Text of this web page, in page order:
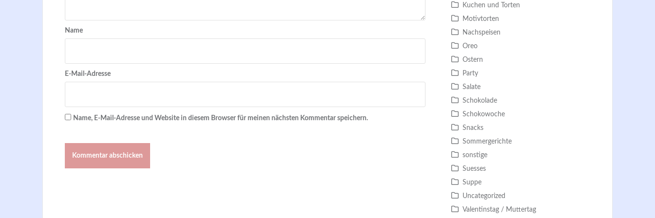
Name
E-Mail-Adresse
Name, E-Mail-Adresse und Website in diesem Browser für meinen nächsten Kommentar speichern.
Kuchen und Torten
Motivtorten
Nachspeisen
Oreo
Ostern
Party
Salate
Schokolade
Schokowoche
Snacks
Sommergerichte
sonstige
Suesses
Suppe
Uncategorized
Valentinstag / Muttertag